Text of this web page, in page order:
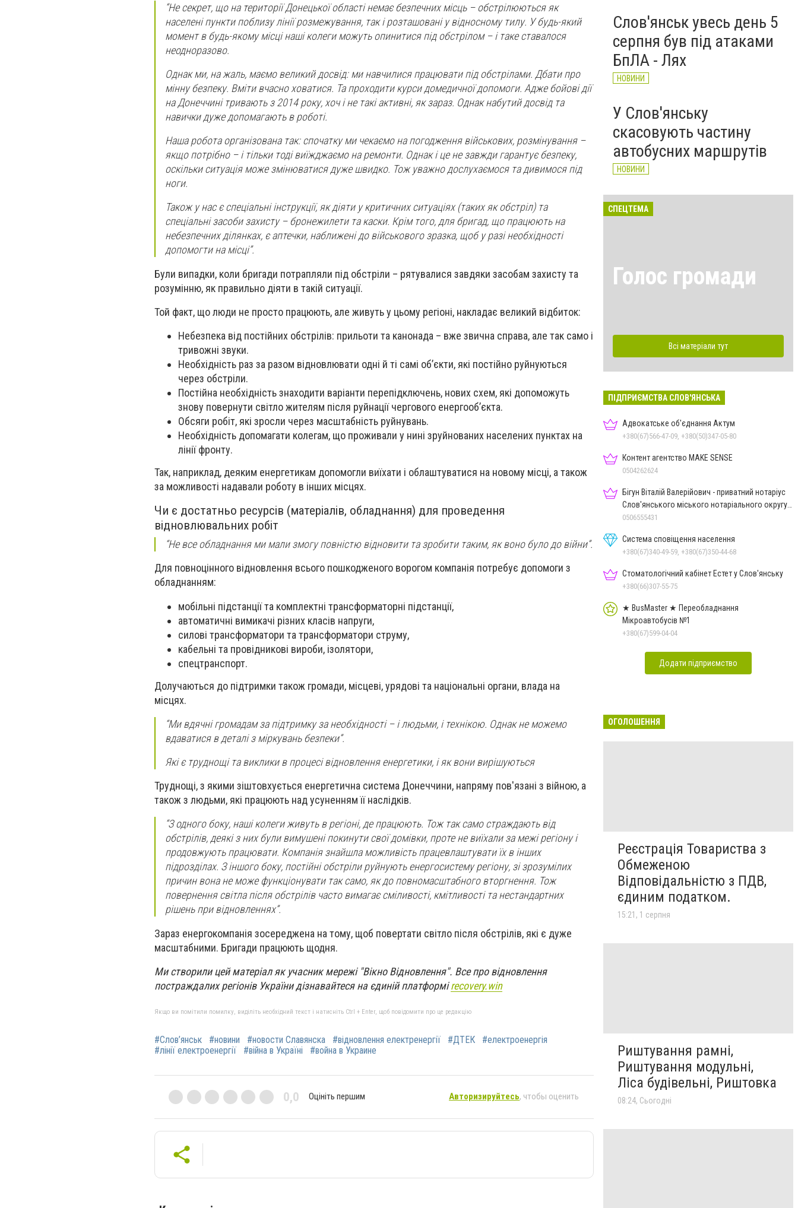
“Не секрет, що на території Донецької області немає безпечних місць – обстрілюються як
населені пункти поблизу лінії розмежування, так і розташовані у відносному тилу. У будь-який
момент в будь-якому місці наші колеги можуть опинитися під обстрілом – і таке ставалося
неодноразово.
Однак ми, на жаль, маємо великий досвід: ми навчилися працювати під обстрілами. Дбати про
мінну безпеку. Вміти вчасно ховатися. Та проходити курси домедичної допомоги. Адже бойові дії
на Донеччині тривають з 2014 року, хоч і не такі активні, як зараз. Однак набутий досвід та
навички дуже допомагають в роботі.
Наша робота організована так: спочатку ми чекаємо на погодження військових, розмінування –
якщо потрібно – і тільки тоді виїжджаємо на ремонти. Однак і це не завжди гарантує безпеку,
оскільки ситуація може змінюватися дуже швидко. Тож уважно дослухаємося та дивимося під
ноги.
Також у нас є спеціальні інструкції, як діяти у критичних ситуаціях (таких як обстріл) та
спеціальні засоби захисту – бронежилети та каски. Крім того, для бригад, що працюють на
небезпечних ділянках, є аптечки, наближені до військового зразка, щоб у разі необхідності
допомогти на місці”.
Були випадки, коли бригади потрапляли під обстріли – рятувалися завдяки засобам захисту та
розумінню, як правильно діяти в такій ситуації.
Той факт, що люди не просто працюють, але живуть у цьому регіоні, накладає великий відбиток:
Небезпека від постійних обстрілів: прильоти та канонада – вже звична справа, але так само і
тривожні звуки.
Необхідність раз за разом відновлювати одні й ті самі об’єкти, які постійно руйнуються
через обстріли.
Постійна необхідність знаходити варіанти перепідключень, нових схем, які допоможуть
знову повернути світло жителям після руйнації чергового енергооб’єкта.
Обсяги робіт, які зросли через масштабність руйнувань.
Необхідність допомагати колегам, що проживали у нині зруйнованих населених пунктах на
лінії фронту.
Так, наприклад, деяким енергетикам допомогли виїхати і облаштуватися на новому місці, а також
за можливості надавали роботу в інших місцях.
Чи є достатньо ресурсів (матеріалів, обладнання) для проведення
відновлювальних робіт
“Не все обладнання ми мали змогу повністю відновити та зробити таким, як воно було до війни”.
Для повноцінного відновлення всього пошкодженого ворогом компанія потребує допомоги з
обладнанням:
мобільні підстанції та комплектні трансформаторні підстанції,
автоматичні вимикачі різних класів напруги,
силові трансформатори та трансформатори струму,
кабельні та провідникові вироби, ізолятори,
спецтранспорт.
Долучаються до підтримки також громади, місцеві, урядові та національні органи, влада на
місцях.
“Ми вдячні громадам за підтримку за необхідності – і людьми, і технікою. Однак не можемо
вдаватися в деталі з міркувань безпеки”.
Які є труднощі та виклики в процесі відновлення енергетики, і як вони вирішуються
Труднощі, з якими зіштовхується енергетична система Донеччини, напряму пов'язані з війною, а
також з людьми, які працюють над усуненням її наслідків.
“З одного боку, наші колеги живуть в регіоні, де працюють. Тож так само страждають від
обстрілів, деякі з них були вимушені покинути свої домівки, проте не виїхали за межі регіону і
продовжують працювати. Компанія знайшла можливість працевлаштувати їх в інших
підрозділах. З іншого боку, постійні обстріли руйнують енергосистему регіону, зі зрозумілих
причин вона не може функціонувати так само, як до повномасштабного вторгнення. Тож
повернення світла після обстрілів часто вимагає сміливості, кмітливості та нестандартних
рішень при відновленнях”.
Зараз енергокомпанія зосереджена на тому, щоб повертати світло після обстрілів, які є дуже
масштабними. Бригади працюють щодня.
Ми створили цей матеріал як учасник мережі "Вікно Відновлення". Все про відновлення
постраждалих регіонів України дізнавайтеся на єдиній платформіrecovery.win
Якщо ви помітили помилку, виділіть необхідний текст і натисніть Ctrl + Enter, щоб повідомити про це редакцію
#Слов’янськ #новини #новости Славянска #відновлення електренергії #ДТЕК
#електроенергія
#лінії електроенергії
#війна в Україні #война в Украине
0,0 Оцініть першим Авторизируйтесь, чтобы оценить
Слов'янськ увесь день 5
серпня був під атаками
БпЛА - Лях
НОВИНИ
У Слов'янську
скасовують частину
автобусних маршрутів
НОВИНИ
СПЕЦТЕМА
Голос громади
Всі матеріали тут
ПІДПРИЄМСТВА СЛОВ'ЯНСЬКА
Адвокатське об'єднання Актум
+380(67)566-47-09, +380(50)347-05-80
Контент агентство MAKE SENSE
0504262624
Бігун Віталій Валерійович - приватний нотаріус
Слов'янського міського нотаріального округу
Дон.обл.
0506555431
Система сповіщення населення
+380(67)340-49-59, +380(67)350-44-68
Стоматологічний кабінет Естет у Слов'янську
+380(66)307-55-75
★ BusMaster ★ Переобладнання
Мікроавтобусів №1
+380(67)599-04-04
Додати підприємство
ОГОЛОШЕННЯ
Реєстрація Товариства з
Обмеженою
Відповідальністю з ПДВ,
єдиним податком.
15:21, 1 серпня
Риштування рамні,
Риштування модульні,
Ліса будівельні, Риштовка
08:24, Сьогодні